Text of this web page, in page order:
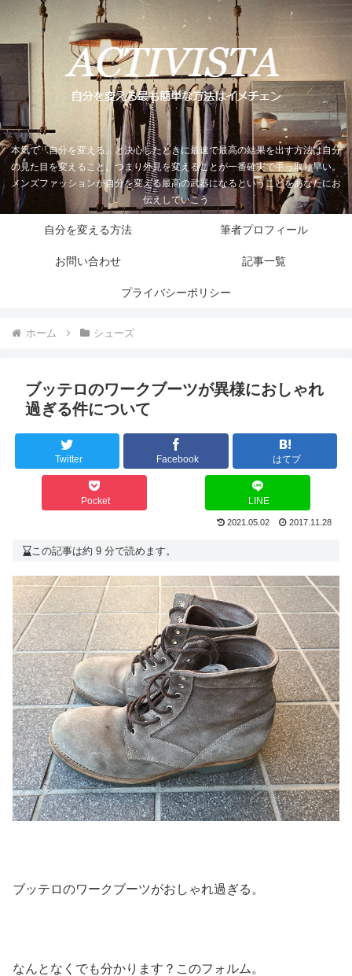
本気で『自分を変える』と決心したときに最速で最高の結果を出す方法は自分
の見た目を変えること。つまり外見を変えることが一番確実で手っ取り早い。
メンズファッションが自分を変える最高の武器になるということをあなたにお
伝えしていこう
自分を変える方法 筆者プロフィール
お問い合わせ 記事一覧
プライバシーポリシー
ホーム シューズ
ブッテロのワークブーツが異様におしゃれ
過ぎる件について
Twitter Facebook はてブ
Pocket LINE
2021.05.02 2017.11.28
この記事は約 9 分で読めます。
ブッテロのワークブーツがおしゃれ過ぎる。
なんとなくでも分かります？このフォルム。